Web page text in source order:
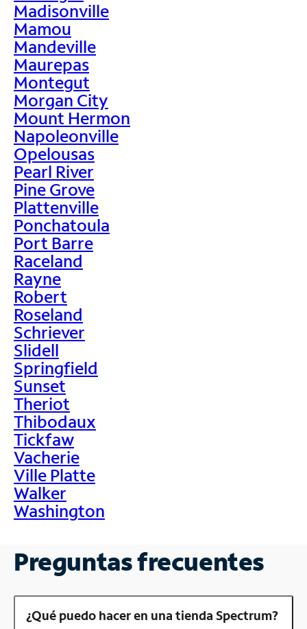
Madisonville
Mamou
Mandeville
Maurepas
Montegut
Morgan City
Mount Hermon
Napoleonville
Opelousas
Pearl River
Pine Grove
Plattenville
Ponchatoula
Port Barre
Raceland
Rayne
Robert
Roseland
Schriever
Slidell
Springfield
Sunset
Theriot
Thibodaux
Tickfaw
Vacherie
Ville Platte
Walker
Washington
Preguntas frecuentes
¿Qué puedo hacer en una tienda Spectrum?